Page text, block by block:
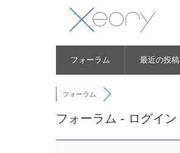
フォーラム 最近の投稿
フォーラム
フォーラム - ログイン